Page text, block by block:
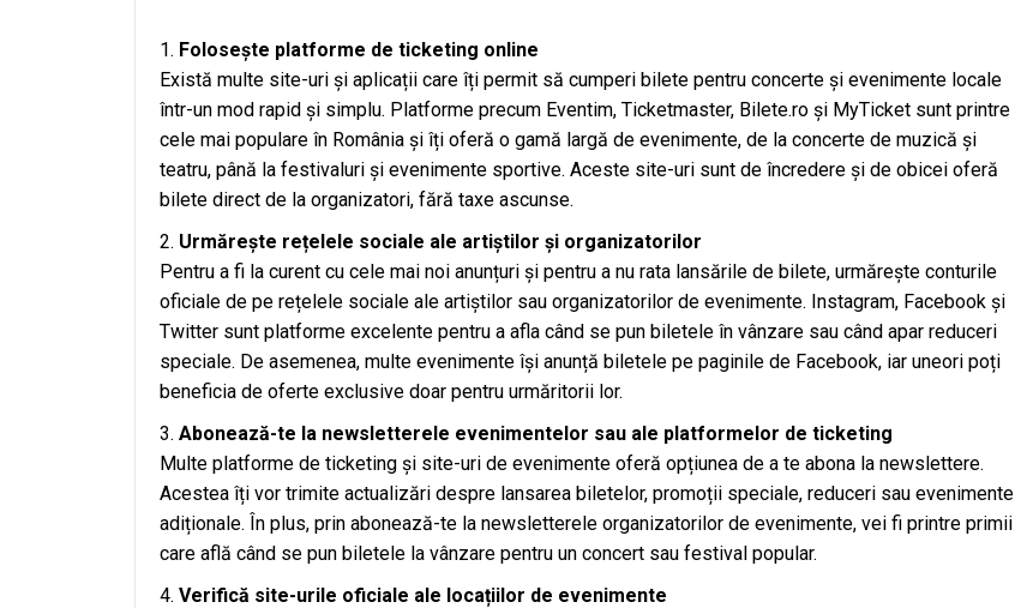
Folosește platforme de ticketing online
Există multe site-uri și aplicații care îți permit să cumperi bilete pentru concerte și evenimente locale
într-un mod rapid și simplu. Platforme precum Eventim, Ticketmaster, Bilete.ro și MyTicket sunt printre
cele mai populare în România și îți oferă o gamă largă de evenimente, de la concerte de muzică și
teatru, până la festivaluri și evenimente sportive. Aceste site-uri sunt de încredere și de obicei oferă
bilete direct de la organizatori, fără taxe ascunse.
Urmărește rețelele sociale ale artiștilor și organizatorilor
Pentru a fi la curent cu cele mai noi anunțuri și pentru a nu rata lansările de bilete, urmărește conturile
oficiale de pe rețelele sociale ale artiștilor sau organizatorilor de evenimente. Instagram, Facebook și
Twitter sunt platforme excelente pentru a afla când se pun biletele în vânzare sau când apar reduceri
speciale. De asemenea, multe evenimente își anunță biletele pe paginile de Facebook, iar uneori poți
beneficia de oferte exclusive doar pentru urmăritorii lor.
Abonează-te la newsletterele evenimentelor sau ale platformelor de ticketing
Multe platforme de ticketing și site-uri de evenimente oferă opțiunea de a te abona la newslettere.
Acestea îți vor trimite actualizări despre lansarea biletelor, promoții speciale, reduceri sau evenimente
adiționale. În plus, prin abonează-te la newsletterele organizatorilor de evenimente, vei fi printre primii
care află când se pun biletele la vânzare pentru un concert sau festival popular.
Verifică site-urile oficiale ale locațiilor de evenimente